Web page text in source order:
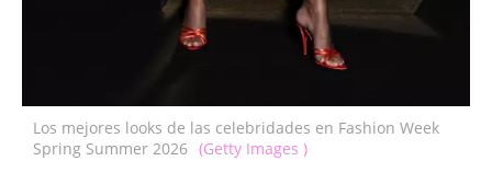
Los mejores looks de las celebridades en Fashion Week
Spring Summer 2026 (Getty Images )